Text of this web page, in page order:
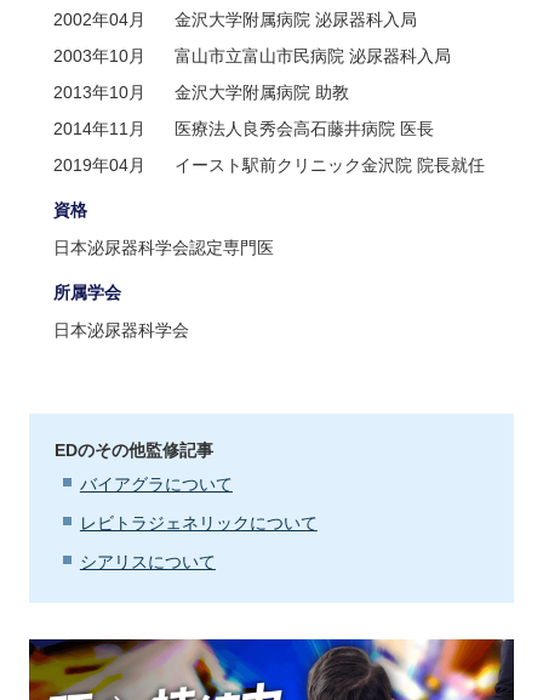
2002年04月
金沢大学附属病院 泌尿器科入局
2003年10月
富山市立富山市民病院 泌尿器科入局
2013年10月
金沢大学附属病院 助教
2014年11月
医療法人良秀会高石藤井病院 医長
2019年04月
イースト駅前クリニック金沢院 院長就任
資格
日本泌尿器科学会認定専門医
所属学会
日本泌尿器科学会
EDのその他監修記事
バイアグラについて
レビトラジェネリックについて
シアリスについて